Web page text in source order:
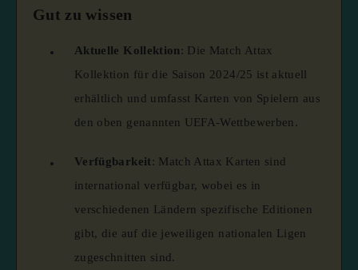
Gut zu wissen
Aktuelle Kollektion: Die Match Attax
Kollektion für die Saison 2024/25 ist aktuell
erhältlich und umfasst Karten von Spielern aus
den oben genannten UEFA-Wettbewerben.
Verfügbarkeit: Match Attax Karten sind
international verfügbar, wobei es in
verschiedenen Ländern spezifische Editionen
gibt, die auf die jeweiligen nationalen Ligen
zugeschnitten sind.